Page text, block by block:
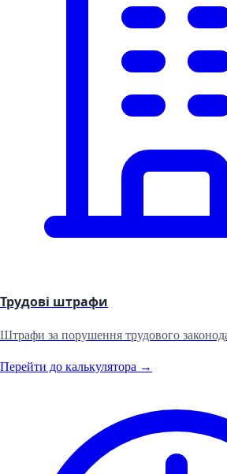
Трудові штрафи
Штрафи за порушення трудового
Перейти до калькулятора →